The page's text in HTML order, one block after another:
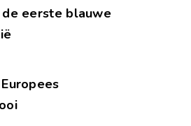
eerste blauwe